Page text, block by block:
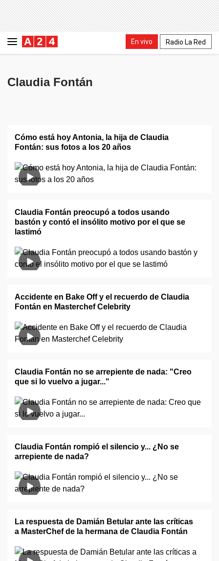
En vivo Radio La Red
Claudia Fontán
Cómo está hoy Antonia, la hija de Claudia
Fontán: sus fotos a los 20 años
Claudia Fontán preocupó a todos usando
bastón y contó el insólito motivo por el que se
lastimó
Accidente en Bake Off y el recuerdo de Claudia
Fontán en Masterchef Celebrity
Claudia Fontán no se arrepiente de nada: "Creo
que si lo vuelvo a jugar..."
Claudia Fontán rompió el silencio y... ¿No se
arrepiente de nada?
La respuesta de Damián Betular ante las críticas
a MasterChef de la hermana de Claudia Fontán